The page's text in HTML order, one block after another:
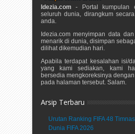
Idezia.com - Portal kumpulan
seluruh dunia, dirangkum
anda.
Idezia.com menyimpan data
menarik di dunia, disimpan
dilihat dikemudian hari.
Apabila terdapat kesalahan isi/
yang kami sediakan, kami
bersedia mengkoreksinya
pada halaman tersebut. Salam.
Arsip Terbaru
Urutan Ranking FIFA 48
Dunia FIFA 2026